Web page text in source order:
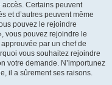
Certains peuvent
et d’autres peuvent même
pouvez le rejoindre
vous pouvez rejoindre le
par un chef de
vous souhaitez rejoindre
votre demande. N’importunez
il a sûrement ses raisons.